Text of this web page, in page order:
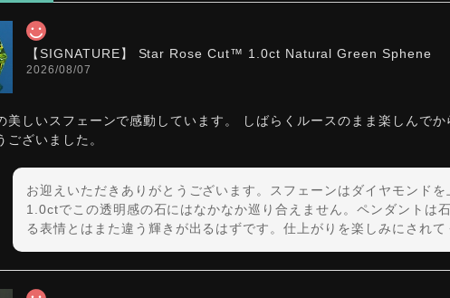
【SIGNATURE】 Star Rose Cut™️ 1.0ct Natural Green Sphene
2026/08/07
美しいスフェーンで感動しています。 しばらくルースのまま楽しんで
ございました。
お迎えいただきありがとうございます。スフェーンはダイヤモンド
1.0ctでこの透明感の石にはなかなか巡り合えません。ペンダントは
る表情とはまた違う輝きが出るはずです。仕上がりを楽しみにされて